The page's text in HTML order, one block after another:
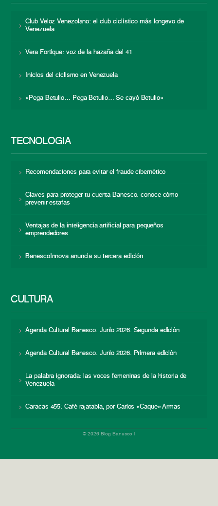
Club Veloz Venezolano: el club ciclístico más longevo de
Venezuela
Vera Fortique: voz de la hazaña del 41
Inicios del ciclismo en Venezuela
«Pega Betulio… Pega Betulio… Se cayó Betulio»
TECNOLOGÍA
Recomendaciones para evitar el fraude cibernético
Claves para proteger tu cuenta Banesco: conoce cómo
prevenir estafas
Ventajas de la inteligencia artificial para pequeños
emprendedores
BanescoInnova anuncia su tercera edición
CULTURA
Agenda Cultural Banesco. Junio 2026. Segunda edición
Agenda Cultural Banesco. Junio 2026. Primera edición
La palabra ignorada: las voces femeninas de la historia de
Venezuela
Caracas 455: Café rajatabla, por Carlos «Caque» Armas
© 2026 Blog Banesco |